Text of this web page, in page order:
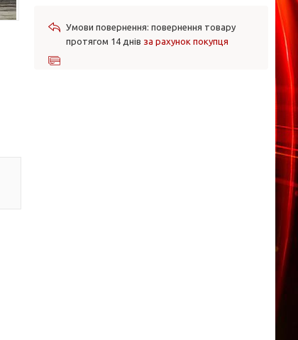
повернення товару
протягом 14 днів за рахунок покупця